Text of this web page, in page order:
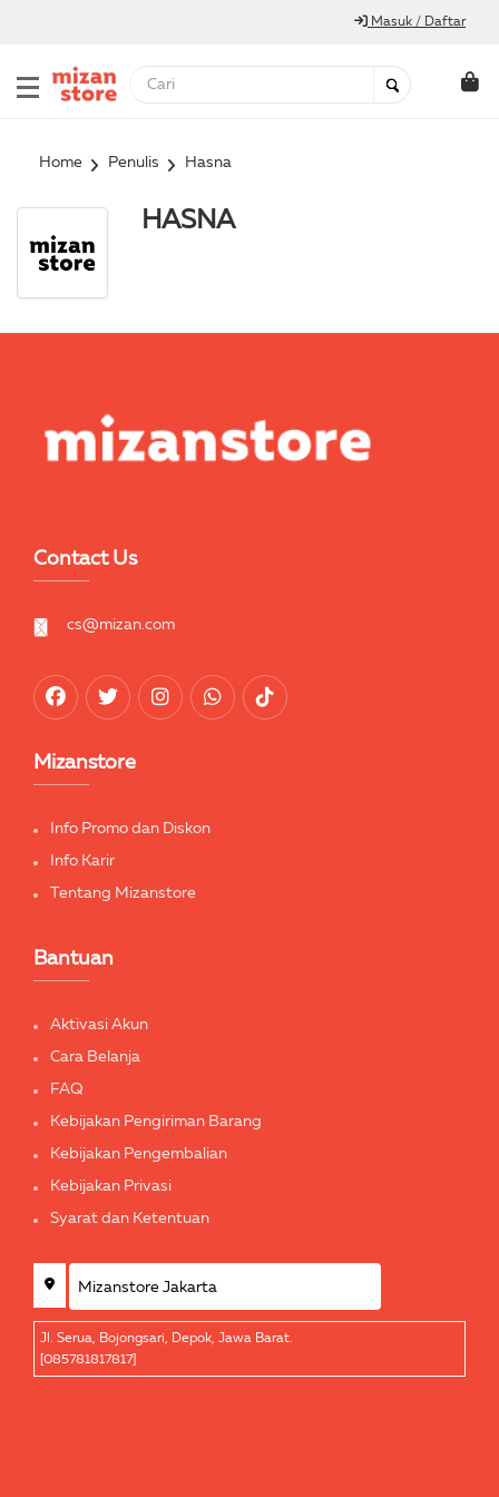
Masuk / Daftar
Home Penulis Hasna
HASNA
Contact Us
cs@mizan.com
Mizanstore
Info Promo dan Diskon
Info Karir
Tentang Mizanstore
Bantuan
Aktivasi Akun
Cara Belanja
FAQ
Kebijakan Pengiriman Barang
Kebijakan Pengembalian
Kebijakan Privasi
Syarat dan Ketentuan
Jl. Serua, Bojongsari, Depok, Jawa Barat.
[085781817817]